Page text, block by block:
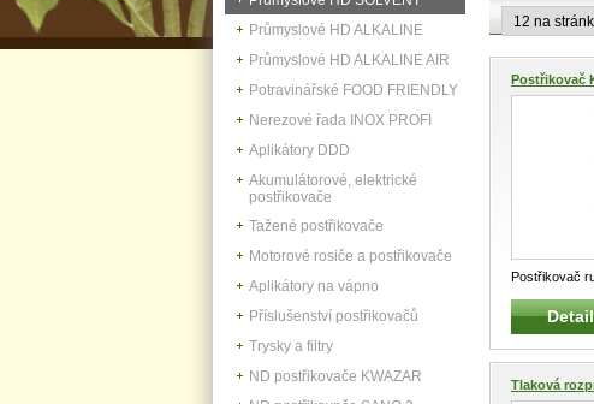
Průmyslové HD ALKALINE
Průmyslové HD ALKALINE AIR
Potravinářské FOOD FRIENDLY
Nerezové řada INOX PROFI
Aplikátory DDD
Akumulátorové, elektrické
postřikovače
Tažené postřikovače
Motorové rosiče a postřikovače
Aplikátory na vápno
Příslušenství postřikovačů
Trysky a filtry
ND postřikovače KWAZAR
Postřikovač
Postřikovač
SOLVENT
Detail
Tlaková